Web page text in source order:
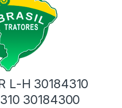
L-H 30184310
30184300